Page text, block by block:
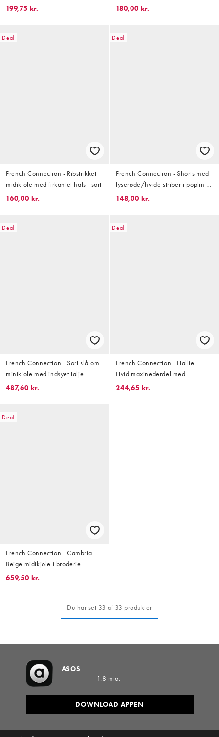
- Del af sæt
199,75 kr.
180,00 kr.
Deal
French Connection - Ribstrikket
midikjole med firkantet hals i sort
160,00 kr.
Deal
French Connection - Shorts med
lyserøde/hvide striber i poplin -
Del af sæt
148,00 kr.
Deal
French Connection - Sort slå-om-
minikjole med indsyet talje
487,60 kr.
Deal
French Connection - Hallie -
Hvid maxinederdel med
blomsterprint - Del af sæt
244,65 kr.
Deal
French Connection - Cambria -
Beige midikjole i broderie
anglaise i bomuld
659,50 kr.
Du har set 33 af 33 produkter
ASOS
1.8 mio.
DOWNLOAD APPEN